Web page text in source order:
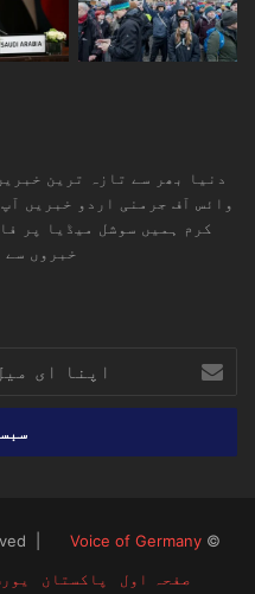
دنیا بھر سے تازہ ترین
وائس آف جرمنی اردو خبریں
کرم ہمیں سوشل میڈیا پر
خبروں سے
ای
میل
پتا
© Copyright 2026, All Rights Reserved |
Voice of Germany
صفحہ اول
پاکستان